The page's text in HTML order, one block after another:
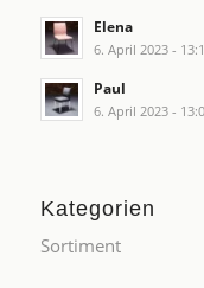
Elena
6. April 2023 -
Paul
6. April 2023 -
Kategorien
Sortiment